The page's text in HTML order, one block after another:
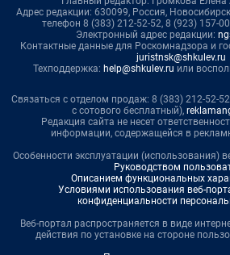
Адрес редакции: 630099, Россия,
телефон 8 (383) 212-52-52, 8 (923) 157-
Электронный адрес редакции:
Контактные данные для Роскомнадзора и
juristnsk@shkulev.ru
Техподдержка: help@shkulev.ru или
Связаться с отделом продаж: 8 (383) 212-52-
с сотового бесплатный),
Редакция сайта не несет
информации, содержащейся в
Особенности эксплуатации (использования)
Руководством
Описанием функциональных
Условиями использования веб-
конфиденциальности
Веб-портал распространяется в виде
действия по установке на стороне